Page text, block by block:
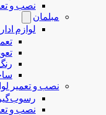
نصب و
مبلمان
لوازم
نصب و تعمیر
نصب و